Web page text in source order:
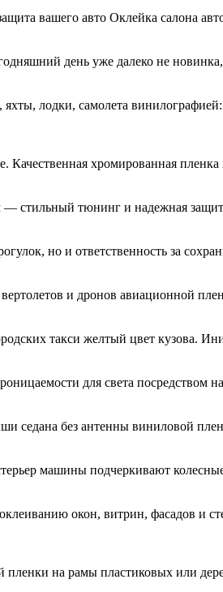
вашего авто Оклейка салона
день уже далеко не
лодки, самолета винилографией:
хромированная
стильный тюнинг и надежная
но и ответственность за
и дронов авиационной
такси желтый цвет кузова.
для света
седана без антенны виниловой
машины подчеркивают
окон, витрин, фасадов и
на рамы пластиковых или